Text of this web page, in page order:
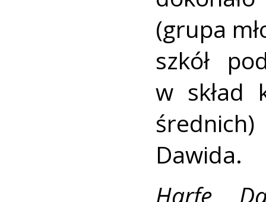
(grupa
szkół
w skład
Dawida.
Harfę